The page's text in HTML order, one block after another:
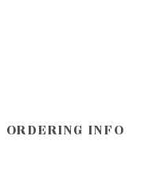
ORDERING INFO